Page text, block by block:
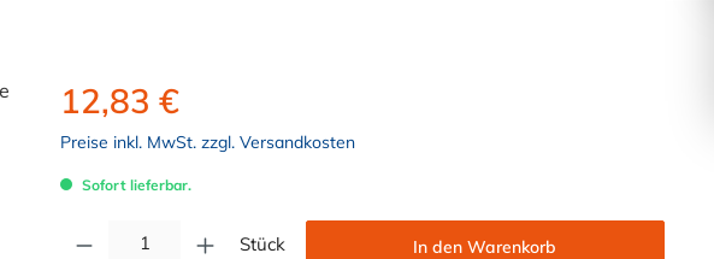
12,83 €
Preise inkl. MwSt. zzgl. Versandkosten
Sofort lieferbar.
Stück In den Warenkorb